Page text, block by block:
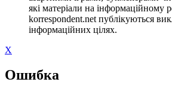
які матеріали на інформаційному
korrespondent.net публікуються
інформаційних цілях.
X
Ошибка